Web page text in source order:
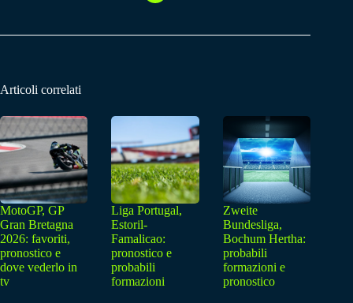
Articoli correlati
MotoGP, GP
Gran Bretagna
2026: favoriti,
pronostico e
dove vederlo in
tv
Liga Portugal,
Estoril-
Famalicao:
pronostico e
probabili
formazioni
Zweite
Bundesliga,
Bochum Hertha:
probabili
formazioni e
pronostico